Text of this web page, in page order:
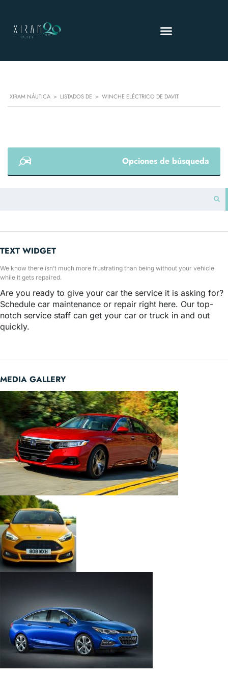
XIRAM NÁUTICA > LISTADOS DE > WINCHE ELÉCTRICO DE DAVIT
Opciones de búsqueda
TEXT WIDGET
We know there isn’t much more frustrating than being without your vehicle
while it gets repaired.
Are you ready to give your car the service it is asking for?
Schedule car maintenance or repair right here. Our top-
notch service staff can get your car or truck in and out
quickly.
MEDIA GALLERY